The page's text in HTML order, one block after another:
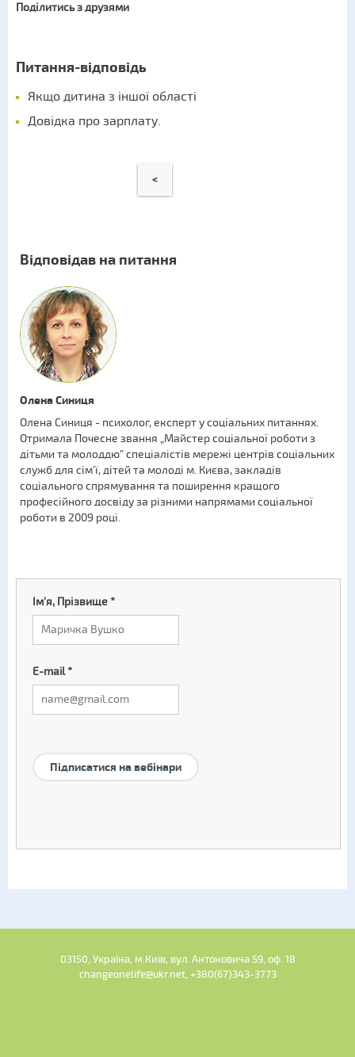
Поділитись з друзями
Питання-відповідь
Якщо дитина з іншої області
Довідка про зарплату.
<
Відповідав на питання
Олена Синиця
Олена Синиця - психолог, експерт у соціальних питаннях.
Отримала Почесне звання „Майстер соціальної роботи з
дітьми та молоддю” спеціалістів мережі центрів соціальних
служб для сім’ї, дітей та молоді м. Києва, закладів
соціального спрямування та поширення кращого
професійного досвіду за різними напрямами соціальної
роботи в 2009 році.
Ім'я, Прізвище*
E-mail*
Підписатися на вебінари
03150, Україна, м.Київ, вул. Антоновича 59, оф. 18
changeonelife@ukr.net, +380(67)343-3773